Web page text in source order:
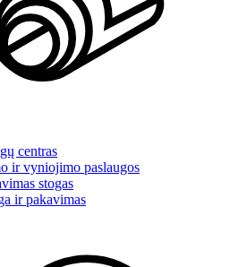
centras
ir vyniojimo paslaugos
stogas
ir pakavimas